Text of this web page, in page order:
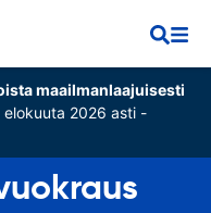
maailmanlaajuisesti
elokuuta 2026 asti -